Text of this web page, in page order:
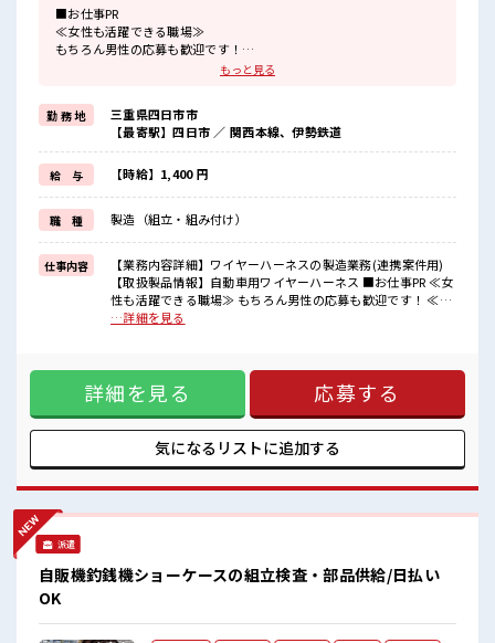
■お仕事PR
≪女性も活躍できる職場≫
もちろん男性の応募も歓迎です！
残業は月20時間以上あります♪
≪髪色自由で自分らしく働く≫
明るすぎたり奇抜でなければ基本的に自由！
(規定有)≪ラクラク制服アリ≫
制服があるので、
毎日の服装の悩み解消♪
≪初めての仕事だけど自分にもできそう≫
新しいことにチャレンジするのは不安だけど、
しっかり働く環境が整っています！
イチからスキルUP・ステップUP目指していきましょう！
■職場の雰囲気
女性が多めの職場です♪
休憩室で自分タイム！
のんびりスマホチェック♪
残業がしっかりあるお仕事！
もっと見る
勤 務 地
三重県四日市市
【最寄駅】四日市 ／ 関西本線、伊勢鉄道
給 与 【時給】1,400 円
職 種 製造（組立・組み付け）
仕事内容
【業務内容詳細】ワイヤーハーネスの製造業務(連携案件用)
【取扱製品情報】自動車用ワイヤーハーネス ■お仕事PR ≪女
性も活躍できる職場≫ もちろん男性の応募も歓迎です！ ≪残
業で稼げる≫ 高収入を希望される方にオススメ。 残業は月20
アリ≫ 制服があるので、 毎日の服装の悩み解消♪ ≪初めての
仕事だけど自分にもできそう≫ 新しいことにチャレンジする
のは不安だけど、 しっかり働く環境が整っています！ イチか
らスキルUP・ステップUP目指していきましょう！ ■職場の
雰囲気 女性が多めの職場です♪ キバツ過ぎなければ髪色・髪
型は自由！ あなたの個性を大事にできます♪ 休憩室で自分タ
事！
…詳細を見る
詳細を見る 応募する
気になるリストに追加する
派遣
自販機釣銭機ショーケースの組立検査・部品供給/日払い
OK